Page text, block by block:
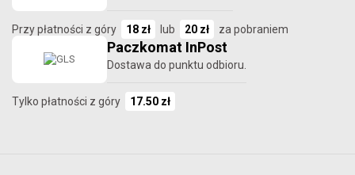
Przy płatności z góry 18 zł lub 20 zł za pobraniem
Paczkomat InPost
Dostawa do punktu odbioru.
Tylko płatności z góry 17.50 zł